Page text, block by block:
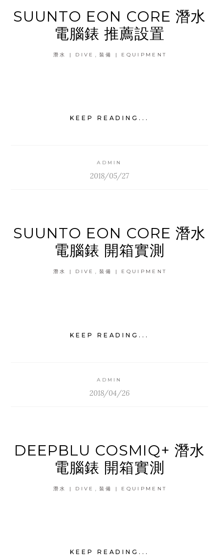
SUUNTO EON CORE 潛水
電腦錶 推薦設置
潛水 | DIVE 裝備 | EQUIPMENT
KEEP READING...
ADMIN
2018/05/27
SUUNTO EON CORE 潛水
電腦錶 開箱實測
潛水 | DIVE , 裝備 | EQUIPMENT
KEEP READING...
ADMIN
2018/04/26
DEEPBLU COSMIQ+ 潛水
電腦錶 開箱實測
潛水 | DIVE 裝備 | EQUIPMENT
KEEP READING...